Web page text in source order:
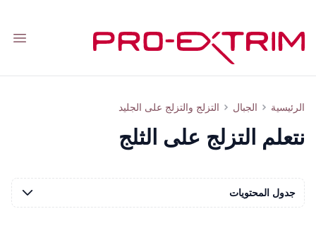
الرئيسية الجبال التزلج والتزلج على الجليد التزلج على الثلج للمبتدئين والمتقدمين: كيف تتعلم التزلج وتختار أسلوب التزلج
نتعلم التزلج على الثلج
جدول المحتويات